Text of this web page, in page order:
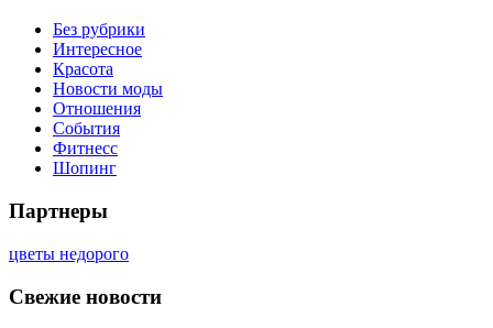
Без рубрики
Интересное
Красота
Новости моды
Отношения
События
Фитнесс
Шопинг
Партнеры
цветы недорого
Свежие новости